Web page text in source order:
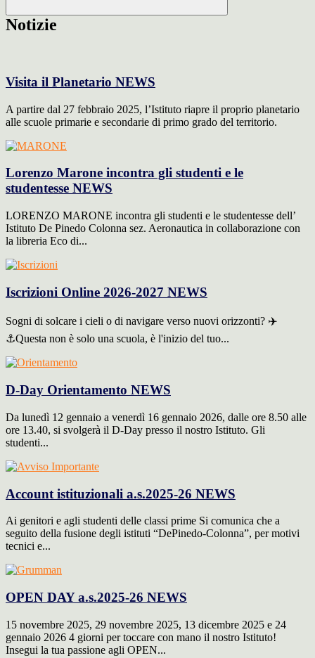
Notizie
Visita il Planetario NEWS
A partire dal 27 febbraio 2025, l’Istituto riapre il proprio planetario
alle scuole primarie e secondarie di primo grado del territorio.
Lorenzo Marone incontra gli studenti e le
studentesse NEWS
LORENZO MARONE incontra gli studenti e le studentesse dell’
Istituto De Pinedo Colonna sez. Aeronautica in collaborazione con
la libreria Eco di...
Iscrizioni Online 2026-2027 NEWS
Sogni di solcare i cieli o di navigare verso nuovi orizzonti? ✈️
⚓️Questa non è solo una scuola, è l'inizio del tuo...
D-Day Orientamento NEWS
Da lunedì 12 gennaio a venerdì 16 gennaio 2026, dalle ore 8.50 alle
ore 13.40, si svolgerà il D-Day presso il nostro Istituto. Gli
studenti...
Account istituzionali a.s.2025-26 NEWS
Ai genitori e agli studenti delle classi prime Si comunica che a
seguito della fusione degli istituti “DePinedo-Colonna”, per motivi
tecnici e...
OPEN DAY a.s.2025-26 NEWS
15 novembre 2025, 29 novembre 2025, 13 dicembre 2025 e 24
gennaio 2026 4 giorni per toccare con mano il nostro Istituto!
Insegui la tua passione agli OPEN...